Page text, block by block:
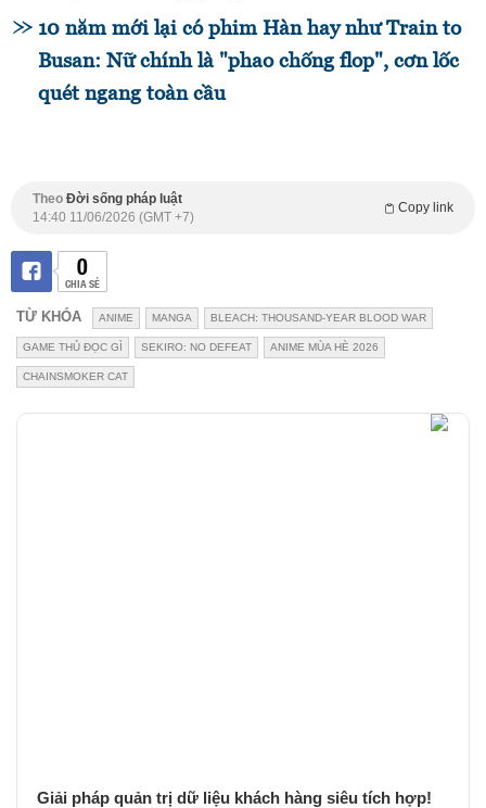
10 năm mới lại có phim Hàn hay như Train to
Busan: Nữ chính là "phao chống flop", cơn lốc
quét ngang toàn cầu
Theo Đời sống pháp luật
Copy link
14:40 11/06/2026 (GMT +7)
0
CHIA SẺ
TỪ KHÓA ANIME MANGA BLEACH: THOUSAND-YEAR BLOOD WAR
GAME THỦ ĐỌC GÌ SEKIRO: NO DEFEAT ANIME MÙA HÈ 2026
CHAINSMOKER CAT
Giải pháp quản trị dữ liệu khách hàng siêu tích hợp!